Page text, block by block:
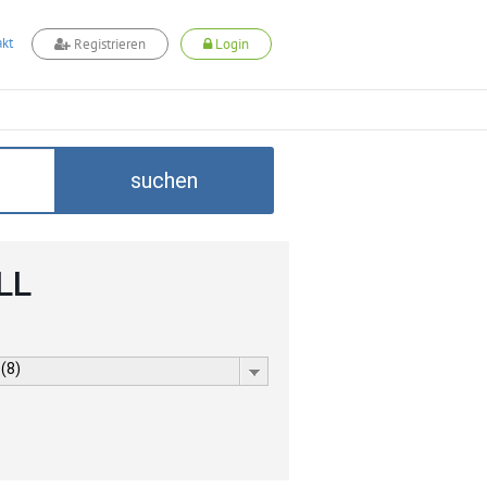
Registrieren Login
suchen